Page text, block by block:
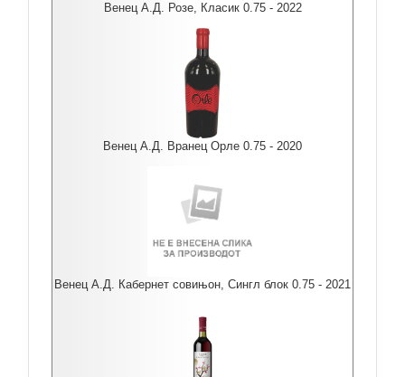
Венец А.Д. Розе, Класик 0.75 - 2022
Венец А.Д. Вранец Орле 0.75 - 2020
Венец А.Д. Кабернет совињон, Сингл блок 0.75 - 2021